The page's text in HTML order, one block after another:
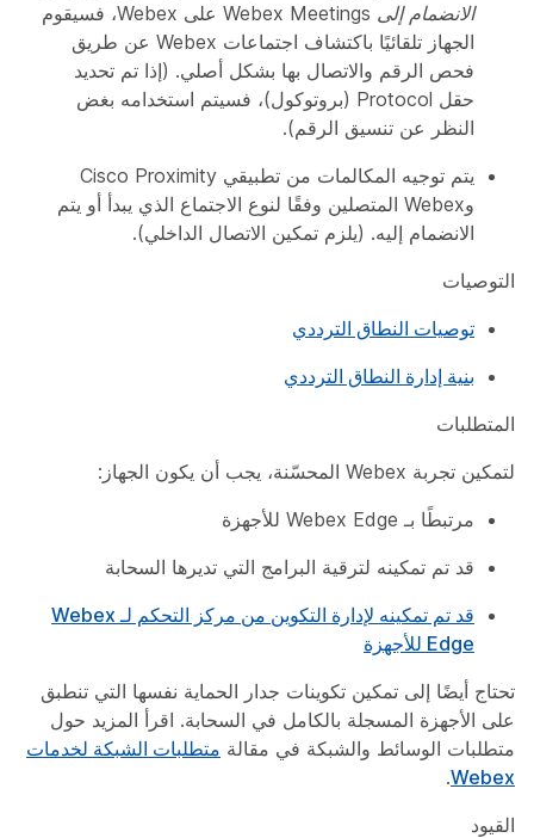
الانضمام إلى Webex Meetings
على Webex، فسيقوم
الجهاز تلقائيًا باكتشاف اجتماعات Webex عن طريق
فحص الرقم والاتصال بها بشكل أصلي. (إذا تم تحديد
حقل Protocol (بروتوكول)، فسيتم استخدامه بغض
النظر عن تنسيق الرقم).
يتم توجيه المكالمات من تطبيقي Cisco Proximity
وWebex المتصلين وفقًا لنوع الاجتماع الذي يبدأ أو يتم
الانضمام إليه. (يلزم تمكين الاتصال الداخلي).
التوصيات
توصيات النطاق الترددي
بنية إدارة النطاق الترددي
المتطلبات
لتمكين تجربة Webex المحسّنة، يجب أن يكون الجهاز:
مرتبطًا بـ Webex Edge للأجهزة
قد تم تمكينه لترقية البرامج التي تديرها السحابة
قد تم تمكينه لإدارة التكوين من مركز التحكم لـ Webex
Edge للأجهزة
تحتاج أيضًا إلى تمكين تكوينات جدار الحماية نفسها التي تنطبق
على الأجهزة المسجلة بالكامل في السحابة. اقرأ المزيد حول
متطلبات الوسائط والشبكة في مقالة متطلبات الشبكة لخدمات
Webex
.
القيود